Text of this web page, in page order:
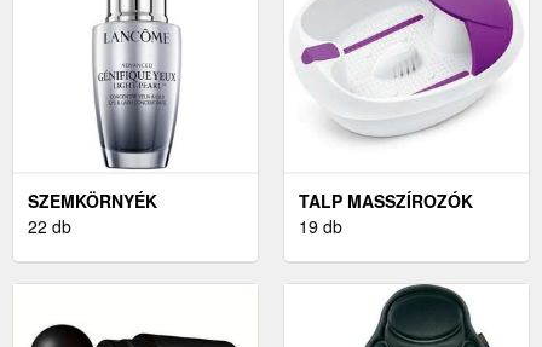
SZEMKÖRNYÉK
MASSZÍROZÓ
22 db
TALP MASSZÍROZÓK
19 db